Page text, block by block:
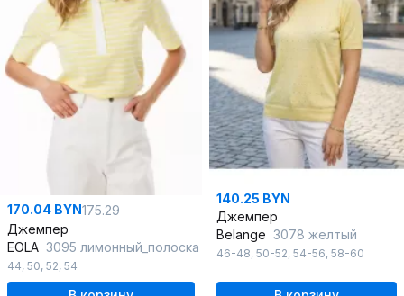
170.04 BYN175.29
Джемпер
EOLA 3095 лимонный_полоска
44, 50, 52, 54
140.25 BYN
Джемпер
Belange 3078 желтый
46-48, 50-52, 54-56, 58-60